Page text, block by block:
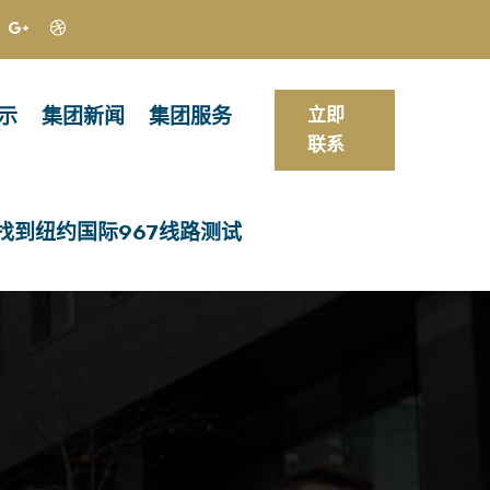
集团新闻 集团服务
到纽约国际967线路测试
立即
联系